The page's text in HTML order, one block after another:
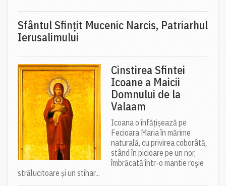
Sfântul Sfinţit Mucenic Narcis, Patriarhul
Ierusalimului
Cinstirea Sfintei
Icoane a Maicii
Domnului de la
Valaam
Icoana o înfățișează pe
Fecioara Maria în mărime
naturală, cu privirea coborâtă,
stând în picioare pe un nor,
îmbrăcată într-o mantie roșie
strălucitoare și un stihar...